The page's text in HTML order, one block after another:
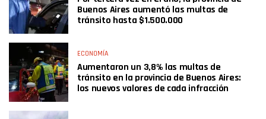
Buenos Aires aumentó las multas de
tránsito hasta $1.500.000
ECONOMÍA
Aumentaron un 3,8% las multas de
tránsito en la provincia de Buenos Aires:
los nuevos valores de cada infracción